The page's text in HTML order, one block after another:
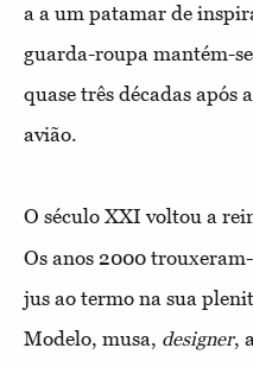
a a um patamar de
guarda-roupa mantém-
quase três décadas após
avião.
O século XXI voltou a
Os anos 2000
jus ao termo na sua
Modelo, musa, designer,